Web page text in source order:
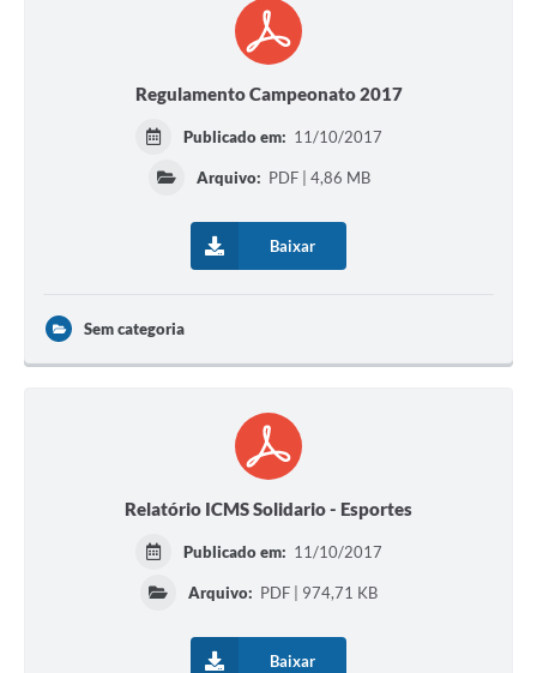
Regulamento Campeonato 2017
Publicado em: 11/10/2017
Arquivo: PDF | 4,86 MB
Baixar
Sem categoria
Relatório ICMS Solidario - Esportes
Publicado em: 11/10/2017
Arquivo: PDF | 974,71 KB
Baixar